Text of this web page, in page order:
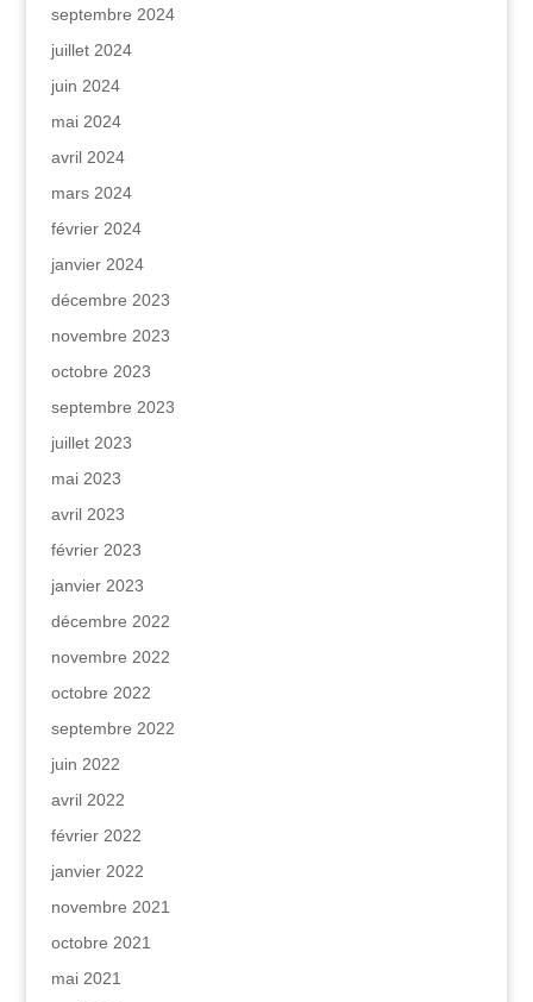
septembre 2024
juillet 2024
juin 2024
mai 2024
avril 2024
mars 2024
février 2024
janvier 2024
décembre 2023
novembre 2023
octobre 2023
septembre 2023
juillet 2023
mai 2023
avril 2023
février 2023
janvier 2023
décembre 2022
novembre 2022
octobre 2022
septembre 2022
juin 2022
avril 2022
février 2022
janvier 2022
novembre 2021
octobre 2021
mai 2021